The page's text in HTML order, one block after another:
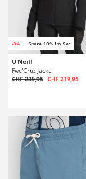
-8% Spare 10% Im Set
O'Neill
Fwc'Cruz Jacke
CHF 239,95 CHF 219,95